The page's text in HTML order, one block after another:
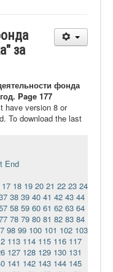
за
фонда
Page 177
have version 8 or
To download the last
End
17 18 19 20 21 22 23 24
38 39 40 41 42 43 44
58 59 60 61 62 63 64
78 79 80 81 82 83 84
98 99 100 101 102 103
113 114 115 116 117
127 128 129 130 131
141 142 143 144 145